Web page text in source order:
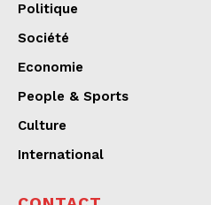
Politique
Société
Economie
People & Sports
Culture
International